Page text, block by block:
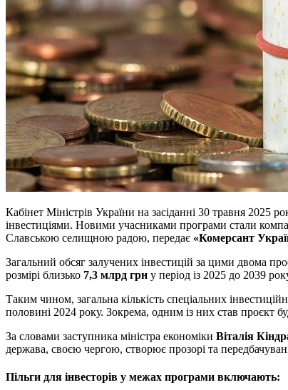
Кабінет Міністрів України на засіданні 30 травня 2025
інвестиціями. Новими учасниками програми стали
Славською селищною радою, передає «Комерсант
Загальний обсяг залучених інвестицій за цими двома
розмірі близько 7,3 млрд грн у період із 2025 до 2039
Таким чином, загальна кількість спеціальних
половині 2024 року. Зокрема, одним із них став проєкт
За словами заступника міністра економіки Віталія
держава, своєю чергою, створює прозорі та
Пільги для інвесторів у межах програми включають: